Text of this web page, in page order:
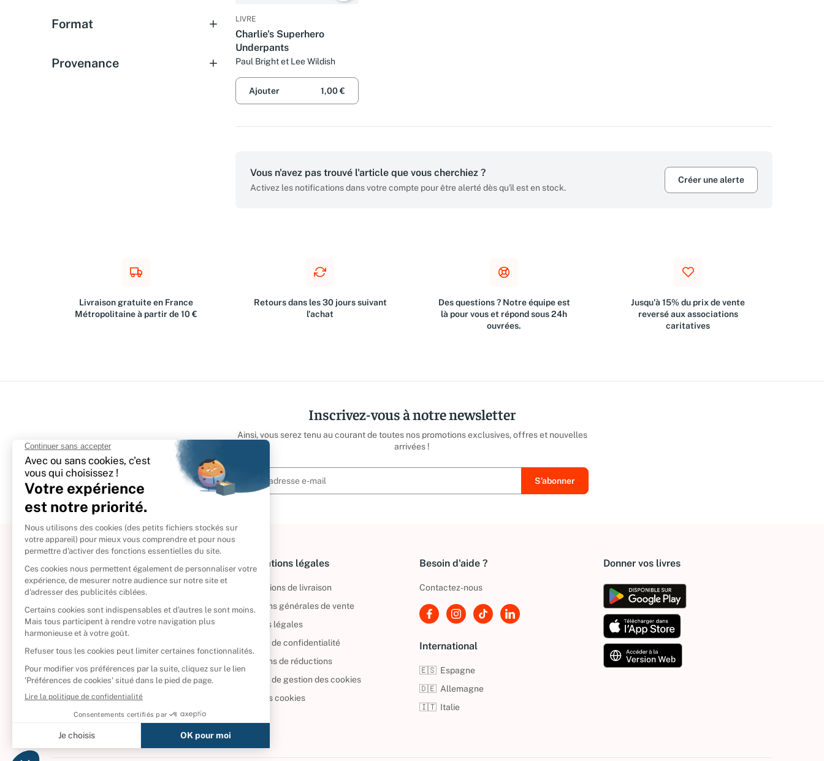
Format
Provenance
LIVRE
Charlie's Superhero
Underpants
Paul Bright et Lee Wildish
Ajouter 1,00 €
Vous n'avez pas trouvé l'article que vous cherchiez ?
Activez les notifications dans votre compte pour être alerté dès qu'il est en stock.
Créer une alerte
Livraison gratuite en France
Métropolitaine à partir de 10 €
Retours dans les 30 jours suivant
l'achat
Des questions ? Notre équipe est
là pour vous et répond sous 24h
ouvrées.
Jusqu'à 15% du prix de vente
reversé aux associations
caritatives
Inscrivez-vous à notre newsletter
Ainsi, vous serez tenu au courant de toutes nos promotions exclusives, offres et nouvelles
arrivées !
À propos
Politique de retour
Reprendre vos livres
Qui sommes-nous ?
CD d'occasion
DVD d'occasion
Livres d’occasion
Informations légales
Informations de livraison
Conditions générales de vente
Mentions légales
Politique de confidentialité
Conditions de réductions
Politique de gestion des cookies
Gérer vos cookies
Besoin d'aide ?
Contactez-nous
International
🇪🇸 Espagne
🇩🇪 Allemagne
🇮🇹 Italie
Donner vos livres